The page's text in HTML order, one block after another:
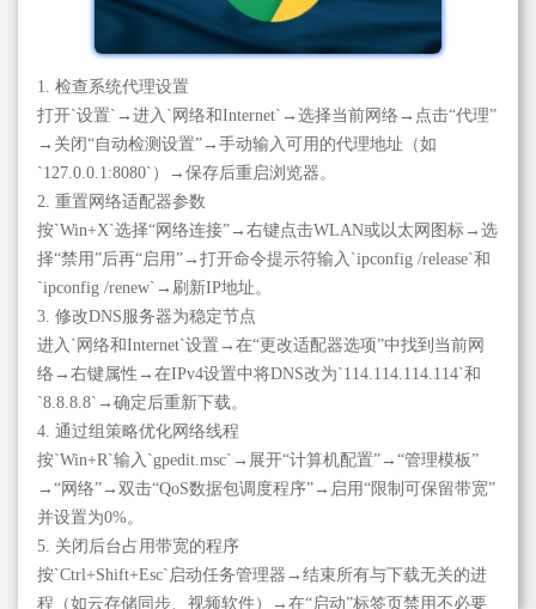
1. 检查系统代理设置
打开`设置`→进入`网络和Internet`→选择当前网络→点击“代理”
→关闭“自动检测设置”→手动输入可用的代理地址（如
`127.0.0.1:8080`）→保存后重启浏览器。
2. 重置网络适配器参数
按`Win+X`选择“网络连接”→右键点击WLAN或以太网图标→选
择“禁用”后再“启用”→打开命令提示符输入`ipconfig /release`和
`ipconfig /renew`→刷新IP地址。
3. 修改DNS服务器为稳定节点
进入`网络和Internet`设置→在“更改适配器选项”中找到当前网
络→右键属性→在IPv4设置中将DNS改为`114.114.114.114`和
`8.8.8.8`→确定后重新下载。
4. 通过组策略优化网络线程
按`Win+R`输入`gpedit.msc`→展开“计算机配置”→“管理模板”
→“网络”→双击“QoS数据包调度程序”→启用“限制可保留带宽”
并设置为0%。
5. 关闭后台占用带宽的程序
按`Ctrl+Shift+Esc`启动任务管理器→结束所有与下载无关的进
程（如云存储同步、视频软件）→在“启动”标签页禁用不必要